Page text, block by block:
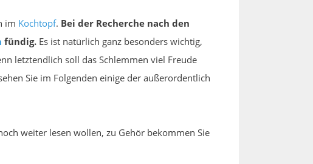
im Kochtopf. Bei der Recherche nach den
fündig. Es ist natürlich ganz besonders wichtig,
letztendlich soll das Schlemmen viel Freude
Sie im Folgenden einige der außerordentlich
weiter lesen wollen, zu Gehör bekommen Sie